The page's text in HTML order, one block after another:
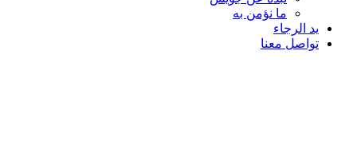
ما نؤمن به
يد الرجاء
تواصل معنا